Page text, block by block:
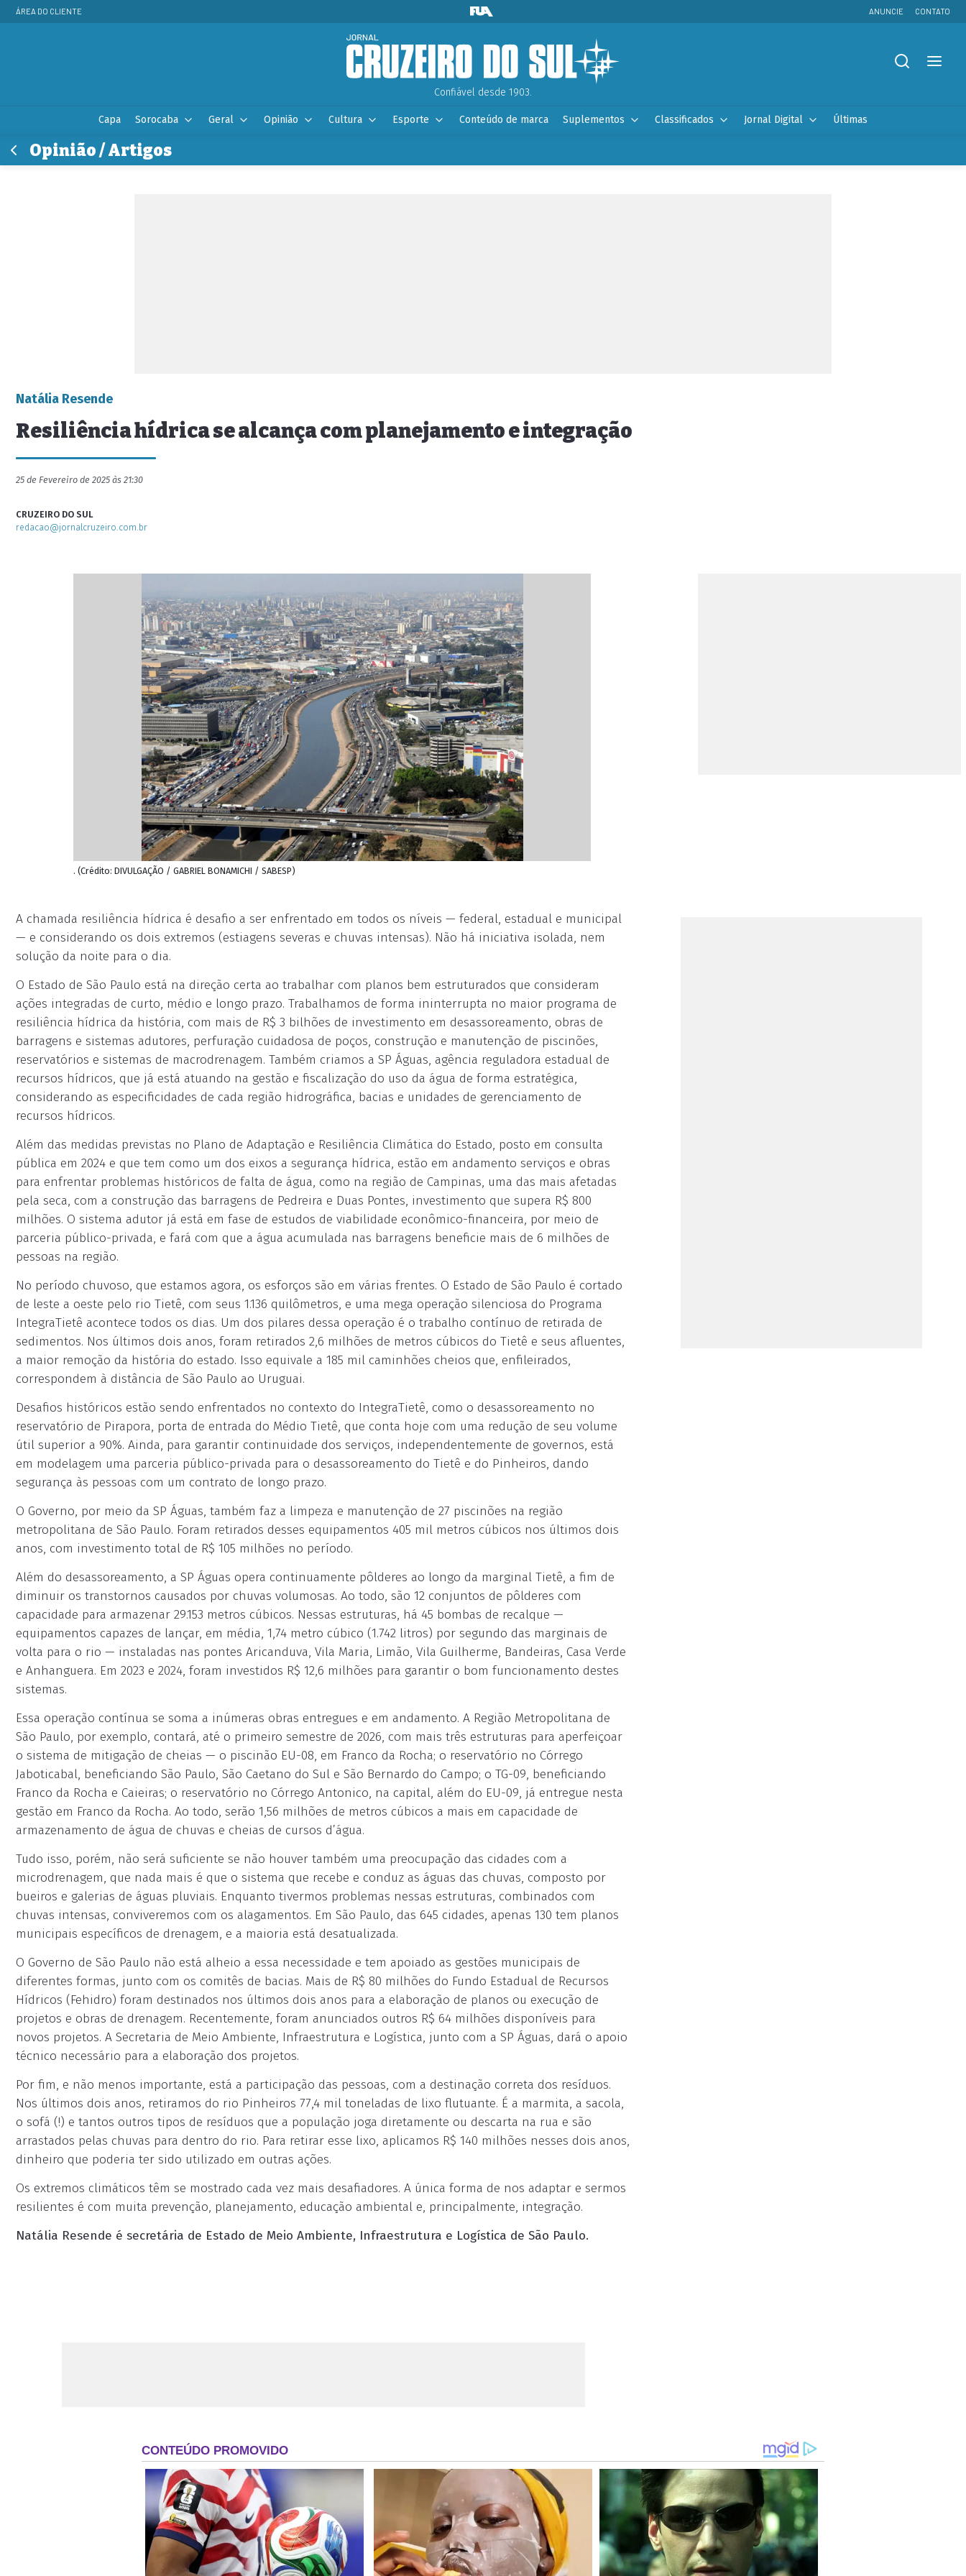
ÁREA DO CLIENTE ANUNCIE CONTATO
Confiável desde 1903.
Capa Sorocaba Geral Opinião Cultura Esporte Conteúdo de marca Suplementos Classificados Jornal Digital Últimas
Opinião / Artigos
Natália Resende
Resiliência hídrica se alcança com planejamento e integração
25 de Fevereiro de 2025 às 21:30
CRUZEIRO DO SUL
redacao@jornalcruzeiro.com.br
. (Crédito: DIVULGAÇÃO / GABRIEL BONAMICHI / SABESP)
A chamada resiliência hídrica é desafio a ser enfrentado em todos os níveis — federal, estadual e municipal
— e considerando os dois extremos (estiagens severas e chuvas intensas). Não há iniciativa isolada, nem
solução da noite para o dia.
O Estado de São Paulo está na direção certa ao trabalhar com planos bem estruturados que consideram
ações integradas de curto, médio e longo prazo. Trabalhamos de forma ininterrupta no maior programa de
resiliência hídrica da história, com mais de R$ 3 bilhões de investimento em desassoreamento, obras de
barragens e sistemas adutores, perfuração cuidadosa de poços, construção e manutenção de piscinões,
reservatórios e sistemas de macrodrenagem. Também criamos a SP Águas, agência reguladora estadual de
recursos hídricos, que já está atuando na gestão e fiscalização do uso da água de forma estratégica,
considerando as especificidades de cada região hidrográfica, bacias e unidades de gerenciamento de
recursos hídricos.
Além das medidas previstas no Plano de Adaptação e Resiliência Climática do Estado, posto em consulta
pública em 2024 e que tem como um dos eixos a segurança hídrica, estão em andamento serviços e obras
para enfrentar problemas históricos de falta de água, como na região de Campinas, uma das mais afetadas
pela seca, com a construção das barragens de Pedreira e Duas Pontes, investimento que supera R$ 800
milhões. O sistema adutor já está em fase de estudos de viabilidade econômico-financeira, por meio de
parceria público-privada, e fará com que a água acumulada nas barragens beneficie mais de 6 milhões de
pessoas na região.
No período chuvoso, que estamos agora, os esforços são em várias frentes. O Estado de São Paulo é cortado
de leste a oeste pelo rio Tietê, com seus 1.136 quilômetros, e uma mega operação silenciosa do Programa
IntegraTietê acontece todos os dias. Um dos pilares dessa operação é o trabalho contínuo de retirada de
sedimentos. Nos últimos dois anos, foram retirados 2,6 milhões de metros cúbicos do Tietê e seus afluentes,
a maior remoção da história do estado. Isso equivale a 185 mil caminhões cheios que, enfileirados,
correspondem à distância de São Paulo ao Uruguai.
Desafios históricos estão sendo enfrentados no contexto do IntegraTietê, como o desassoreamento no
reservatório de Pirapora, porta de entrada do Médio Tietê, que conta hoje com uma redução de seu volume
útil superior a 90%. Ainda, para garantir continuidade dos serviços, independentemente de governos, está
em modelagem uma parceria público-privada para o desassoreamento do Tietê e do Pinheiros, dando
segurança às pessoas com um contrato de longo prazo.
O Governo, por meio da SP Águas, também faz a limpeza e manutenção de 27 piscinões na região
metropolitana de São Paulo. Foram retirados desses equipamentos 405 mil metros cúbicos nos últimos dois
anos, com investimento total de R$ 105 milhões no período.
Além do desassoreamento, a SP Águas opera continuamente pôlderes ao longo da marginal Tietê, a fim de
diminuir os transtornos causados por chuvas volumosas. Ao todo, são 12 conjuntos de pôlderes com
capacidade para armazenar 29.153 metros cúbicos. Nessas estruturas, há 45 bombas de recalque —
equipamentos capazes de lançar, em média, 1,74 metro cúbico (1.742 litros) por segundo das marginais de
volta para o rio — instaladas nas pontes Aricanduva, Vila Maria, Limão, Vila Guilherme, Bandeiras, Casa Verde
e Anhanguera. Em 2023 e 2024, foram investidos R$ 12,6 milhões para garantir o bom funcionamento destes
sistemas.
Essa operação contínua se soma a inúmeras obras entregues e em andamento. A Região Metropolitana de
São Paulo, por exemplo, contará, até o primeiro semestre de 2026, com mais três estruturas para aperfeiçoar
o sistema de mitigação de cheias — o piscinão EU-08, em Franco da Rocha; o reservatório no Córrego
Jaboticabal, beneficiando São Paulo, São Caetano do Sul e São Bernardo do Campo; o TG-09, beneficiando
Franco da Rocha e Caieiras; o reservatório no Córrego Antonico, na capital, além do EU-09, já entregue nesta
gestão em Franco da Rocha. Ao todo, serão 1,56 milhões de metros cúbicos a mais em capacidade de
armazenamento de água de chuvas e cheias de cursos d’água.
Tudo isso, porém, não será suficiente se não houver também uma preocupação das cidades com a
microdrenagem, que nada mais é que o sistema que recebe e conduz as águas das chuvas, composto por
bueiros e galerias de águas pluviais. Enquanto tivermos problemas nessas estruturas, combinados com
chuvas intensas, conviveremos com os alagamentos. Em São Paulo, das 645 cidades, apenas 130 tem planos
municipais específicos de drenagem, e a maioria está desatualizada.
O Governo de São Paulo não está alheio a essa necessidade e tem apoiado as gestões municipais de
diferentes formas, junto com os comitês de bacias. Mais de R$ 80 milhões do Fundo Estadual de Recursos
Hídricos (Fehidro) foram destinados nos últimos dois anos para a elaboração de planos ou execução de
projetos e obras de drenagem. Recentemente, foram anunciados outros R$ 64 milhões disponíveis para
novos projetos. A Secretaria de Meio Ambiente, Infraestrutura e Logística, junto com a SP Águas, dará o apoio
técnico necessário para a elaboração dos projetos.
Por fim, e não menos importante, está a participação das pessoas, com a destinação correta dos resíduos.
Nos últimos dois anos, retiramos do rio Pinheiros 77,4 mil toneladas de lixo flutuante. É a marmita, a sacola,
o sofá (!) e tantos outros tipos de resíduos que a população joga diretamente ou descarta na rua e são
arrastados pelas chuvas para dentro do rio. Para retirar esse lixo, aplicamos R$ 140 milhões nesses dois anos,
dinheiro que poderia ter sido utilizado em outras ações.
Os extremos climáticos têm se mostrado cada vez mais desafiadores. A única forma de nos adaptar e sermos
resilientes é com muita prevenção, planejamento, educação ambiental e, principalmente, integração.
Natália Resende é secretária de Estado de Meio Ambiente, Infraestrutura e Logística de São Paulo.